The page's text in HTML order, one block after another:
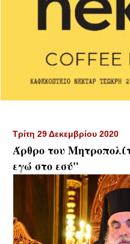
Τρίτη 29 Δεκεμβρίου 2020
Άρθρο του
εγώ στο εσύ"